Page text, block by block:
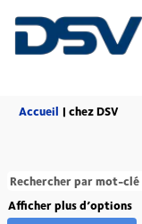
Accueil | chez DSV(page
Afficher plus d’options